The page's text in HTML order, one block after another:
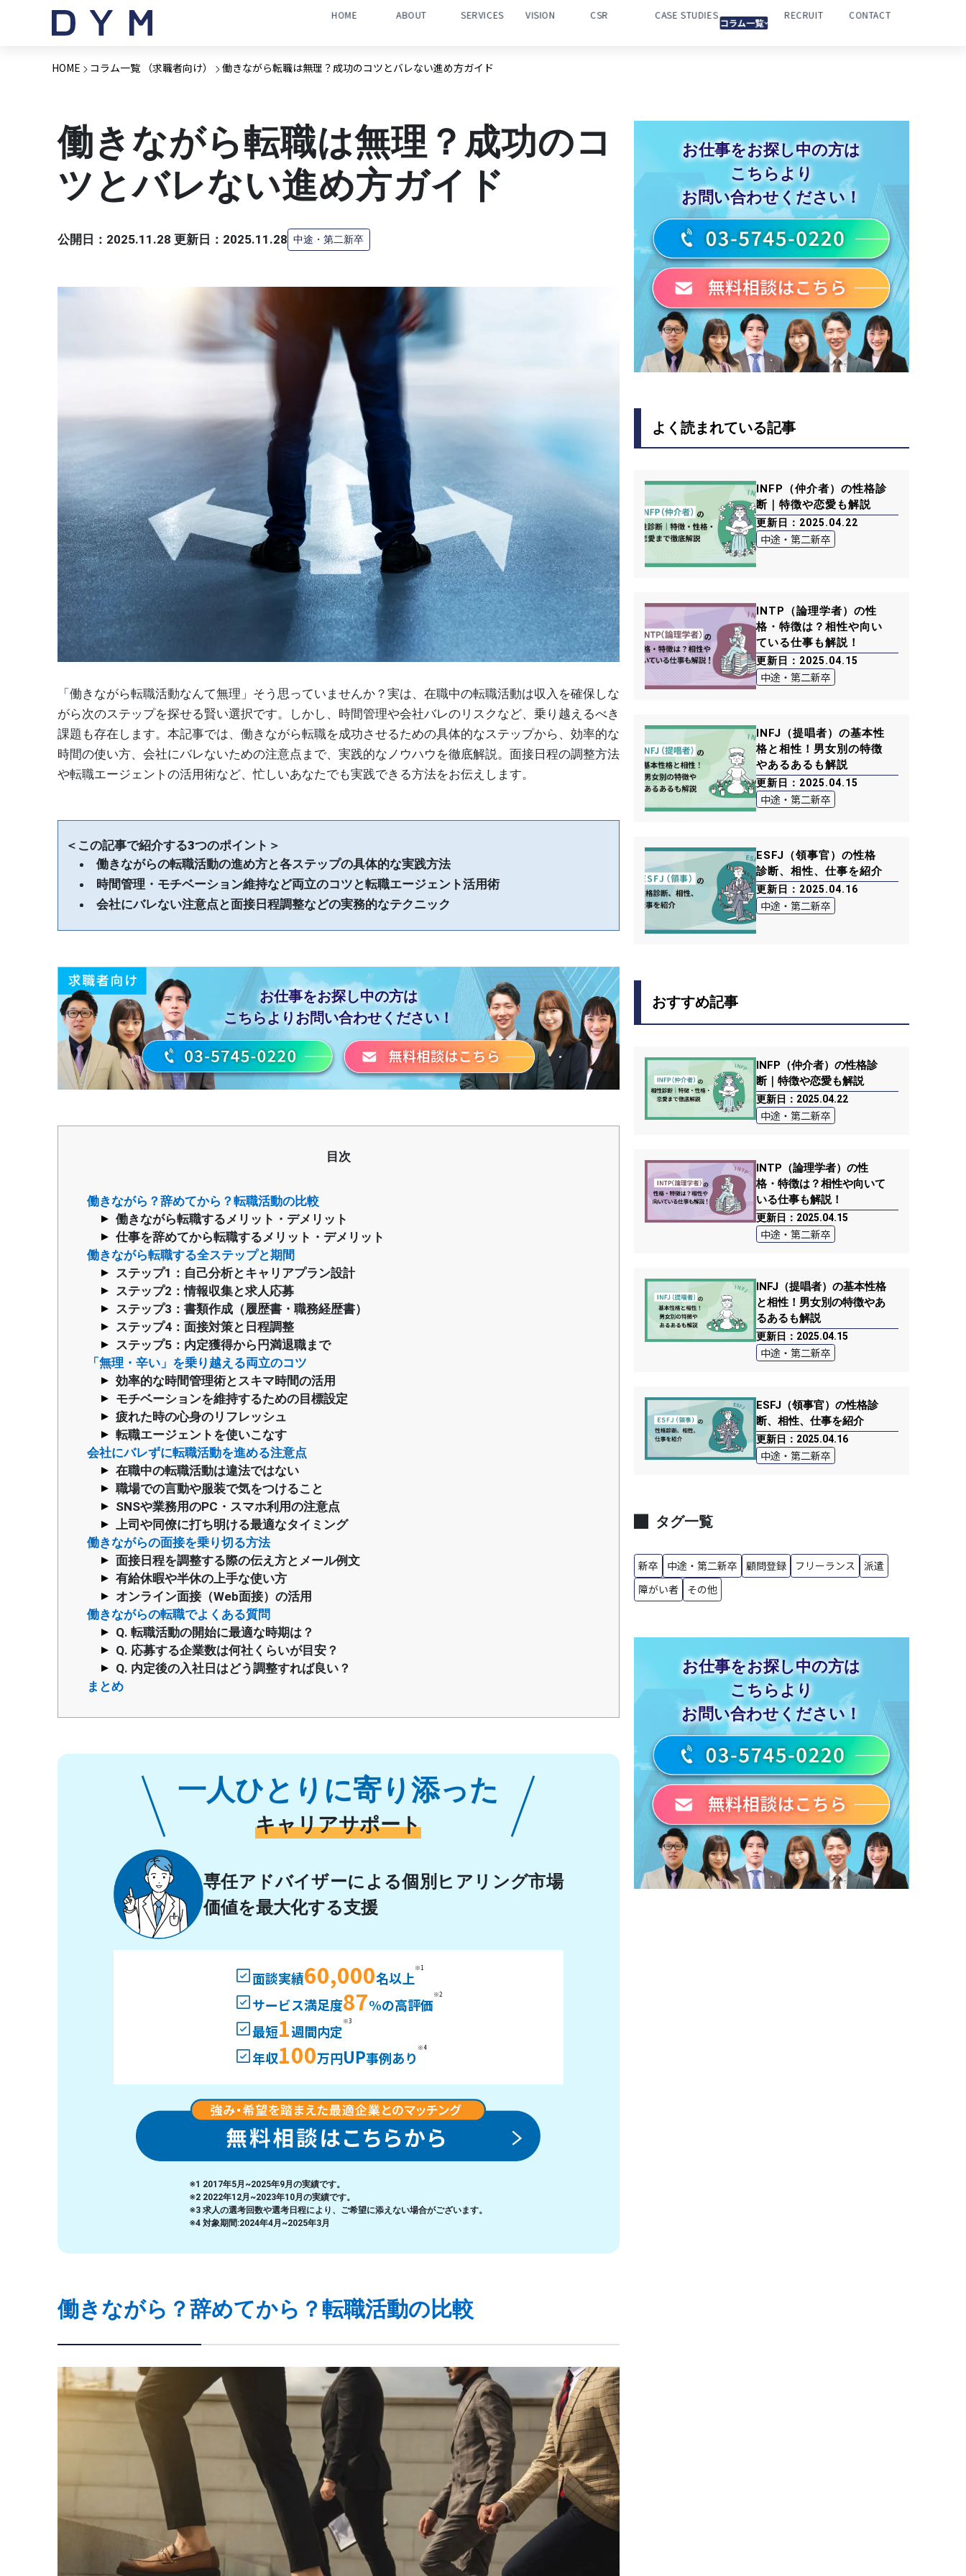
HOME ABOUT SERVICES VISION CSR CASE STUDIES
コラム一覧
RECRUIT CONTACT
HOME コラム一覧 （求職者向け） 働きながら転職は無理？成功のコツとバレない進め方ガイド
働きながら転職は無理？成功のコ
ツとバレない進め方ガイド
公開日：2025.11.28 更新日：2025.11.28 中途・第二新卒
「働きながら転職活動なんて無理」そう思っていませんか？実は、在職中の転職活動は収入を確保しな
がら次のステップを探せる賢い選択です。しかし、時間管理や会社バレのリスクなど、乗り越えるべき
課題も存在します。本記事では、働きながら転職を成功させるための具体的なステップから、効率的な
時間の使い方、会社にバレないための注意点まで、実践的なノウハウを徹底解説。面接日程の調整方法
や転職エージェントの活用術など、忙しいあなたでも実践できる方法をお伝えします。
＜この記事で紹介する3つのポイント＞
働きながらの転職活動の進め方と各ステップの具体的な実践方法
時間管理・モチベーション維持など両立のコツと転職エージェント活用術
会社にバレない注意点と面接日程調整などの実務的なテクニック
お仕事をお探し中の方は
こちらよりお問い合わせください！
目次
働きながら？辞めてから？転職活動の比較
働きながら転職するメリット・デメリット
仕事を辞めてから転職するメリット・デメリット
働きながら転職する全ステップと期間
ステップ1：自己分析とキャリアプラン設計
ステップ2：情報収集と求人応募
ステップ3：書類作成（履歴書・職務経歴書）
ステップ4：面接対策と日程調整
ステップ5：内定獲得から円満退職まで
「無理・辛い」を乗り越える両立のコツ
効率的な時間管理術とスキマ時間の活用
モチベーションを維持するための目標設定
疲れた時の心身のリフレッシュ
転職エージェントを使いこなす
会社にバレずに転職活動を進める注意点
在職中の転職活動は違法ではない
職場での言動や服装で気をつけること
SNSや業務用のPC・スマホ利用の注意点
上司や同僚に打ち明ける最適なタイミング
働きながらの面接を乗り切る方法
面接日程を調整する際の伝え方とメール例文
有給休暇や半休の上手な使い方
オンライン面接（Web面接）の活用
働きながらの転職でよくある質問
Q. 転職活動の開始に最適な時期は？
Q. 応募する企業数は何社くらいが目安？
Q. 内定後の入社日はどう調整すれば良い？
まとめ
一人ひとりに寄り添った
キャリアサポート
専任アドバイザーによる個別ヒアリング市場
価値を最大化する支援
面談実績60,000名以上
※1
サービス満足度87%の高評価
※2
最短1週間内定
※3
年収100万円UP事例あり
※4
※1 2017年5月~2025年9月の実績です。
※2 2022年12月~2023年10月の実績です。
※3 求人の選考回数や選考日程により、ご希望に添えない場合がございます。
※4 対象期間:2024年4月~2025年3月
働きながら？辞めてから？転職活動の比較
お仕事をお探し中の方は
こちらより
お問い合わせください！
よく読まれている記事
INFP（仲介者）の性格診
断｜特徴や恋愛も解説
更新日：2025.04.22
中途・第二新卒
INTP（論理学者）の性
格・特徴は？相性や向い
ている仕事も解説！
更新日：2025.04.15
中途・第二新卒
INFJ（提唱者）の基本性
格と相性！男女別の特徴
やあるあるも解説
更新日：2025.04.15
中途・第二新卒
ESFJ（領事官）の性格
診断、相性、仕事を紹介
更新日：2025.04.16
中途・第二新卒
おすすめ記事
INFP（仲介者）の性格診
断｜特徴や恋愛も解説
更新日：2025.04.22
中途・第二新卒
INTP（論理学者）の性
格・特徴は？相性や向いて
いる仕事も解説！
更新日：2025.04.15
中途・第二新卒
INFJ（提唱者）の基本性格
と相性！男女別の特徴やあ
るあるも解説
更新日：2025.04.15
中途・第二新卒
ESFJ（領事官）の性格診
断、相性、仕事を紹介
更新日：2025.04.16
中途・第二新卒
タグ一覧
新卒 中途・第二新卒 顧問登録 フリーランス
派遣
障がい者
その他
お仕事をお探し中の方は
こちらより
お問い合わせください！